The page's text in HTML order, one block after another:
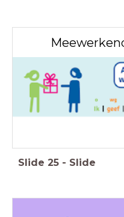
Slide 25 - Slide